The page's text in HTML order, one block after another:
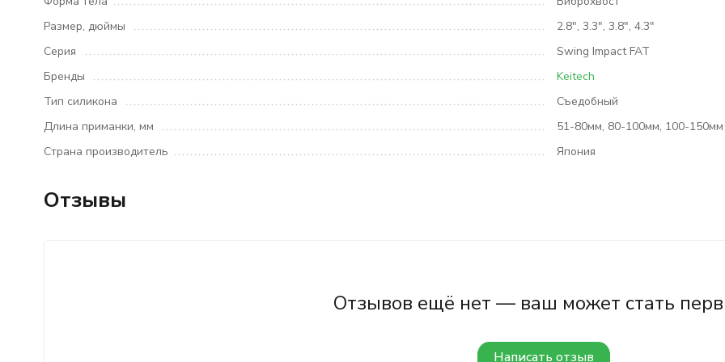
Размер, дюймы
2.8", 3.3", 3.8", 4.3"
Серия
Swing Impact FAT
Бренды
Keitech
Тип силикона
Съедобный
Длина приманки, мм
51-80мм, 80-100мм, 100-150мм
Страна производитель
Япония
Отзывы
Отзывов ещё нет — ваш может стать
Написать отзыв